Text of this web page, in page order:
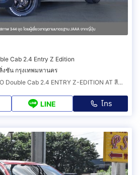
Cab 2.4 Entry Z Edition
งชัน กรุงเทพมหานคร
2021 TOYOTA HILUX REVO Double Cab 2.4 ENTRY Z-EDITION AT สีดำ A260623No
LINE โทร